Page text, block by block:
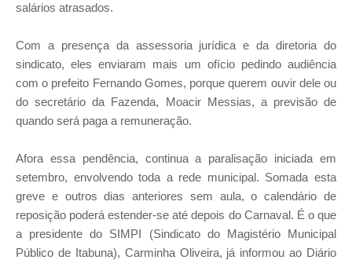
salários atrasados.
Com a presença da assessoria jurídica e da diretoria do
sindicato, eles enviaram mais um ofício pedindo audiência
com o prefeito Fernando Gomes, porque querem ouvir dele ou
do secretário da Fazenda, Moacir Messias, a previsão de
quando será paga a remuneração.
Afora essa pendência, continua a paralisação iniciada em
setembro, envolvendo toda a rede municipal. Somada esta
greve e outros dias anteriores sem aula, o calendário de
reposição poderá estender-se até depois do Carnaval. É o que
a presidente do SIMPI (Sindicato do Magistério Municipal
Público de Itabuna), Carminha Oliveira, já informou ao Diário